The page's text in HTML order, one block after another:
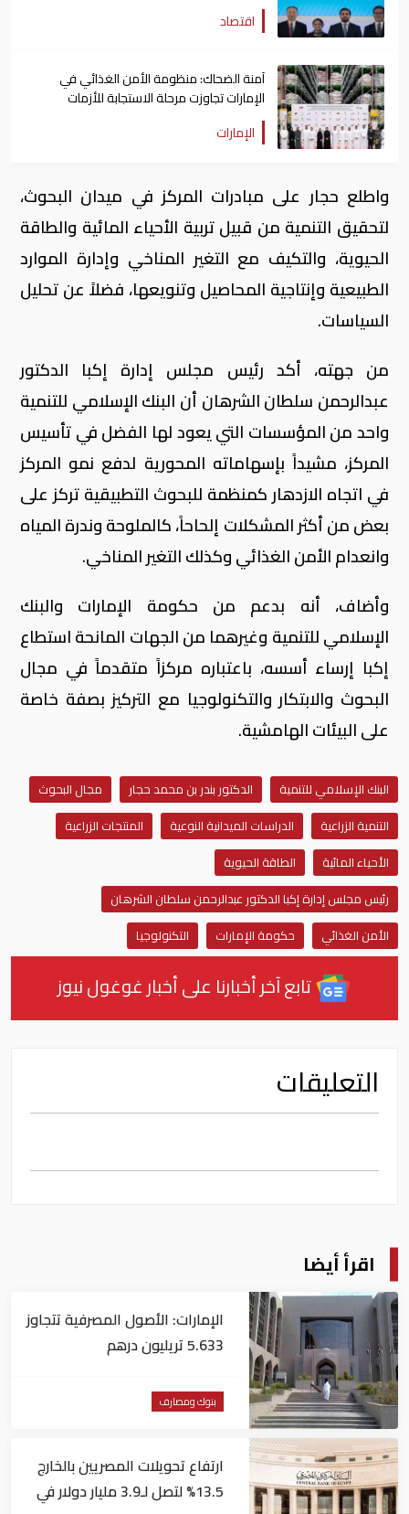
اقتصاد
آمنة الضحاك: منظومة الأمن الغذائي في
الإمارات تجاوزت مرحلة الاستجابة للأزمات
الإمارات
واطلع حجار على مبادرات المركز في ميدان البحوث،
لتحقيق التنمية من قبيل تربية الأحياء المائية والطاقة
الحيوية، والتكيف مع التغير المناخي وإدارة الموارد
الطبيعية وإنتاجية المحاصيل وتنويعها، فضلاً عن تحليل
السياسات.
من جهته، أكد رئيس مجلس إدارة إكبا الدكتور
عبدالرحمن سلطان الشرهان أن البنك الإسلامي للتنمية
واحد من المؤسسات التي يعود لها الفضل في تأسيس
المركز، مشيداً بإسهاماته المحورية لدفع نمو المركز
في اتجاه الازدهار كمنظمة للبحوث التطبيقية تركز على
بعض من أكثر المشكلات إلحاحاً، كالملوحة وندرة المياه
وانعدام الأمن الغذائي وكذلك التغير المناخي.
وأضاف، أنه بدعم من حكومة الإمارات والبنك
الإسلامي للتنمية وغيرهما من الجهات المانحة استطاع
إكبا إرساء أسسه، باعتباره مركزاً متقدماً في مجال
البحوث والابتكار والتكنولوجيا مع التركيز بصفة خاصة
على البيئات الهامشية.
البنك الإسلامي للتنمية الدكتور بندر بن محمد حجار
مجال البحوث
التنمية الزراعية
الدراسات الميدانية النوعية
المنتجات الزراعية
الأحياء المائية
الطاقة الحيوية
رئيس مجلس إدارة إكبا الدكتور عبدالرحمن سلطان الشرهان
الأمن الغذائي
حكومة الإمارات التكنولوجيا
تابع آخر أخبارنا على أخبار غوغول نيوز
التعليقات
اقرأ أيضا
الإمارات: الأصول المصرفية تتجاوز
5.633 تريليون درهم
بنوك ومصارف
ارتفاع تحويلات المصريين بالخارج
13.5% لتصل لـ3.9 مليار دولار في